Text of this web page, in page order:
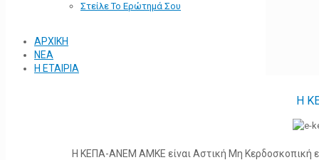
Στείλε Το Ερώτημά Σου
ΑΡΧΙΚΗ
ΝΕΑ
Η ΕΤΑΙΡΙΑ
Η
Η ΚΕΠΑ-ΑΝΕΜ ΑΜΚΕ είναι Αστική Μη Κερδοσκοπική